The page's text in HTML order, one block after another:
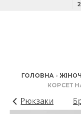
ГОЛОВНА ›
КОРСЕТ
Рюкзаки